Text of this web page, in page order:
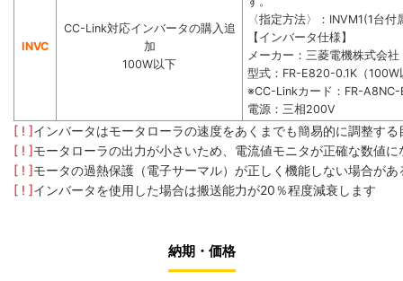
INVC
CC-Link対応インバータの購入追
加
100W以下
〈指定方法〉：INVM1(1台
【インバータ仕様】
メーカー：三菱電機株式会社
型式：FR-E820-0.1K（100W
※CC-Linkカード：FR-A8NC-
電源：三相200V
[ ! ]インバータはモータローラの速度をあくまでも簡易的に調整す
[ ! ]モータローラの出力が小さいため、電流値モニタが正確な数値
[ ! ]モータの過熱保護（電子サーマル）が正しく機能しない場合が
[ ! ]インバータを使用した場合は搬送能力が20％程度減衰します
納期・価格